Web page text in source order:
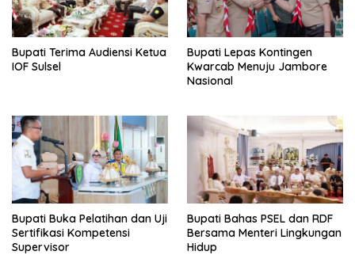
Bupati Terima Audiensi Ketua
IOF Sulsel
Bupati Lepas Kontingen
Kwarcab Menuju Jambore
Nasional
Bupati Buka Pelatihan dan Uji
Sertifikasi Kompetensi
Supervisor
Bupati Bahas PSEL dan RDF
Bersama Menteri Lingkungan
Hidup